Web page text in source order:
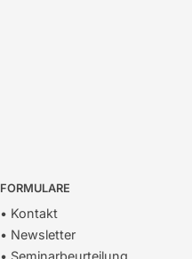
FORMULARE
• Kontakt
• Newsletter